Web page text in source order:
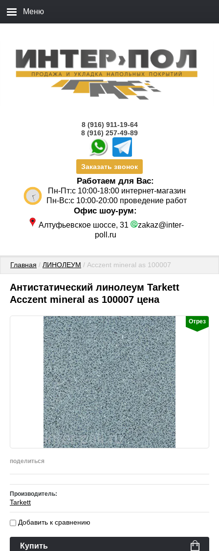
8 (916) 911-19-64
8 (916) 257-49-89
Заказать звонок
Работаем для Вас:
Пн-Пт:с 10:00-18:00 интернет-магазин
Пн-Вс:с 10:00-20:00 проведение работ
Офис шоу-рум:
Алтуфьевское шоссе, 31
zakaz@inter-
poll.ru
Главная / ЛИНОЛЕУМ / Acczent mineral as 100007
Антистатический линолеум Tarkett
Acczent mineral as 100007 цена
Отрез
поделиться
Производитель:
Tarkett
Добавить к сравнению
Купить